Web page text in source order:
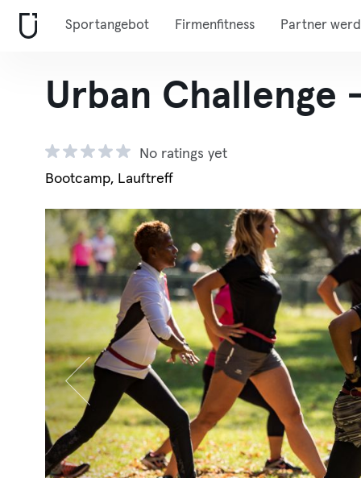
Sportangebot Firmenfitness Partner
Urban Challenge
No ratings yet
Bootcamp, Lauftreff